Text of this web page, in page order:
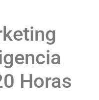
Horas